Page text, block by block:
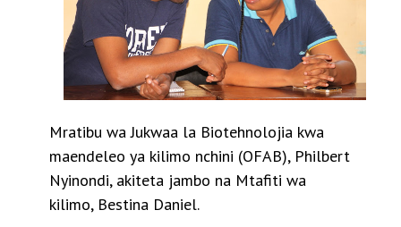
Mratibu wa Jukwaa la Biotehnolojia kwa
maendeleo ya kilimo nchini (OFAB), Philbert
Nyinondi, akiteta jambo na Mtafiti wa
kilimo, Bestina Daniel.